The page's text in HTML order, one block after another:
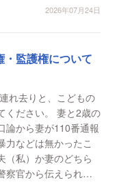
2026年07月24日
監護権について
れ去りと、こどもの
。 妻と2歳の
論から妻が110番通報
力などは無かったこ
（私）か妻のどちら
察官から伝えられま